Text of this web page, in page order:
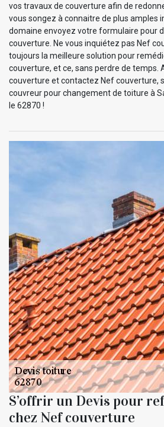
vos travaux de couverture afin de
vous songez à connaitre de plus amples
domaine envoyez votre formulaire pour
couverture. Ne vous inquiétez pas Nef
toujours la meilleure solution pour
couverture, et ce, sans perdre de temps.
couverture et contactez Nef couverture,
couvreur pour changement de toiture à
le 62870 !
S’offrir un Devis pour
chez Nef couverture